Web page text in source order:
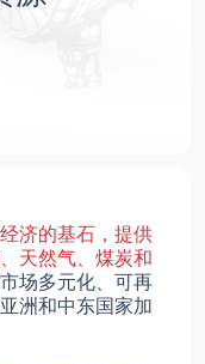
济的基石，提供
天然气、煤炭和
场多元化、可再
洲和中东国家加